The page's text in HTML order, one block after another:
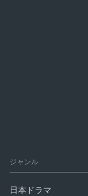
ジャンル
日本ドラマ